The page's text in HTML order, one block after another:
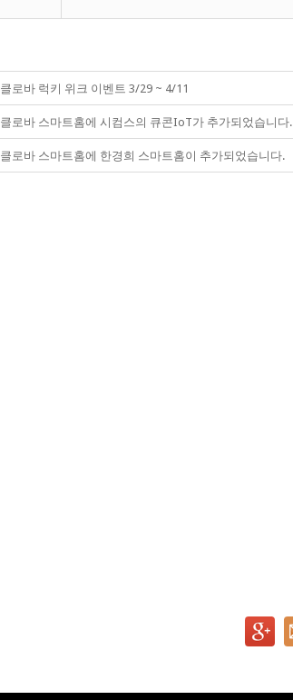
클로바 럭키 위크 이벤트 3/29 ~ 4/11
클로바 스마트홈에 시컴스의 큐콘IoT가 추가되었습니다.
클로바 스마트홈에 한경희 스마트홈이 추가되었습니다.